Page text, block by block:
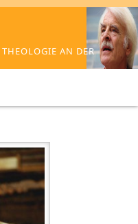
THEOLOGIE AN DER